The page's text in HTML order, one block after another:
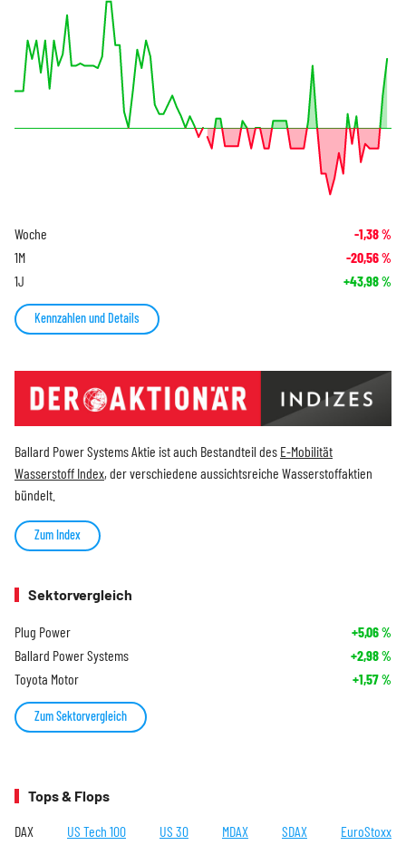
Woche -1,38%
1M -20,56%
1J +43,98%
Kennzahlen und Details
Ballard Power Systems Aktie ist auch Bestandteil des E-Mobilität
Wasserstoff Index, der verschiedene aussichtsreiche Wasserstoffaktien
bündelt.
Zum Index
Sektorvergleich
Plug Power +5,06%
Ballard Power Systems +2,98%
Toyota Motor +1,57%
Zum Sektorvergleich
Tops & Flops
DAX US Tech 100 US 30 MDAX SDAX EuroStoxx